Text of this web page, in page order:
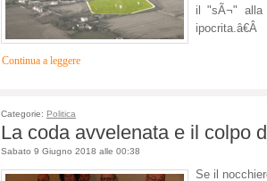
il "sÃ¬" alla
ipocrita.â€Â
Continua a leggere
Categorie: Politica
La coda avvelenata e il colpo
Sabato 9 Giugno 2018 alle 00:38
Se il